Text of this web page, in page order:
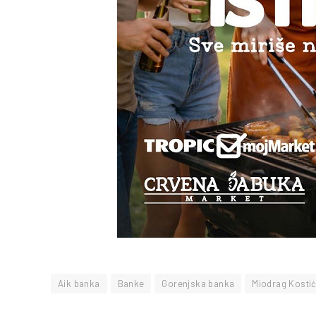
Aik banka Banke Gorenjska banka Miodrag Kostić